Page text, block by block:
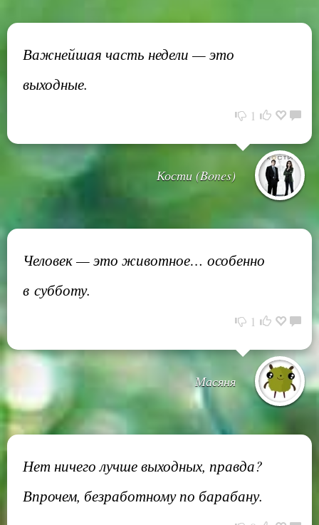
Важнейшая часть недели — это
выходные.
1
Кости (Bones)
Человек — это животное… особенно
в субботу.
1
Масяня
Нет ничего лучше выходных, правда?
Впрочем, безработному по барабану.